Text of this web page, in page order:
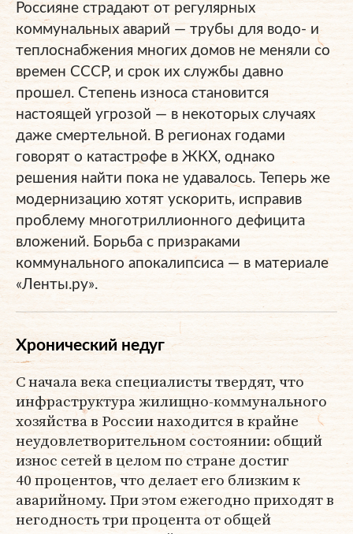
Россияне страдают от регулярных
коммунальных аварий — трубы для водо- и
теплоснабжения многих домов не меняли со
времен СССР, и срок их службы давно
прошел. Степень износа становится
настоящей угрозой — в некоторых случаях
даже смертельной. В регионах годами
говорят о катастрофе в ЖКХ, однако
решения найти пока не удавалось. Теперь же
модернизацию хотят ускорить, исправив
проблему многотриллионного дефицита
вложений. Борьба с призраками
коммунального апокалипсиса — в материале
«Ленты.ру».
Хронический недуг
С начала века специалисты твердят, что
инфраструктура жилищно-коммунального
хозяйства в России находится в крайне
неудовлетворительном состоянии: общий
износ сетей в целом по стране достиг
40 процентов, что делает его близким к
аварийному. При этом ежегодно приходят в
негодность три процента от общей